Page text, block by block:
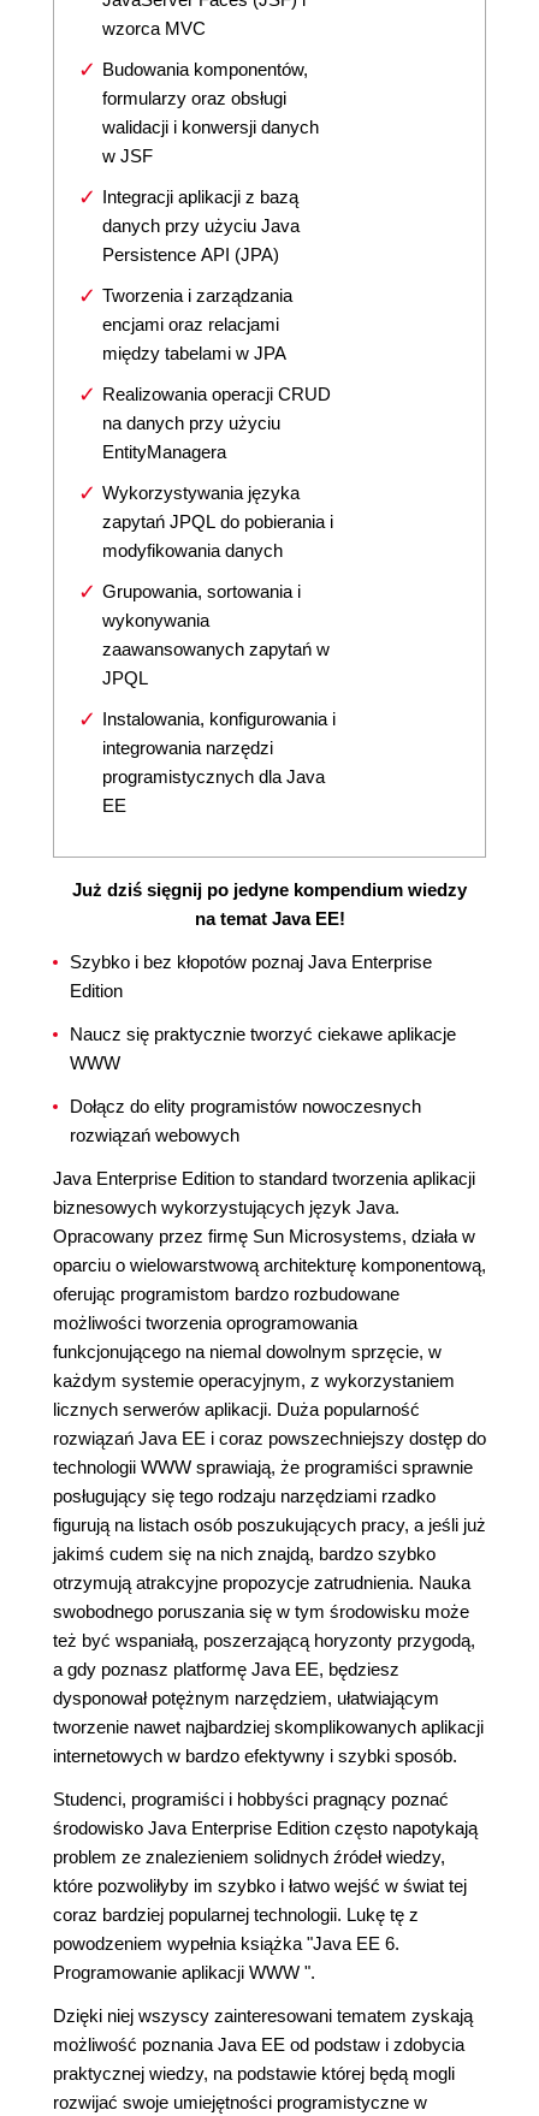
wzorca MVC
Budowania komponentów,
formularzy oraz obsługi
walidacji i konwersji danych
w JSF
Integracji aplikacji z bazą
danych przy użyciu Java
Persistence API (JPA)
Tworzenia i zarządzania
encjami oraz relacjami
między tabelami w JPA
Realizowania operacji CRUD
na danych przy użyciu
EntityManagera
Wykorzystywania języka
zapytań JPQL do pobierania i
modyfikowania danych
Grupowania, sortowania i
wykonywania
zaawansowanych zapytań w
JPQL
Instalowania, konfigurowania i
integrowania narzędzi
programistycznych dla Java
EE
Już dziś sięgnij po jedyne kompendium wiedzy
na temat Java EE!
Szybko i bez kłopotów poznaj Java Enterprise
Edition
Naucz się praktycznie tworzyć ciekawe aplikacje
WWW
Dołącz do elity programistów nowoczesnych
rozwiązań webowych
Java Enterprise Edition to standard tworzenia aplikacji
biznesowych wykorzystujących język Java.
Opracowany przez firmę Sun Microsystems, działa w
oparciu o wielowarstwową architekturę komponentową,
oferując programistom bardzo rozbudowane
możliwości tworzenia oprogramowania
funkcjonującego na niemal dowolnym sprzęcie, w
każdym systemie operacyjnym, z wykorzystaniem
licznych serwerów aplikacji. Duża popularność
rozwiązań Java EE i coraz powszechniejszy dostęp do
technologii WWW sprawiają, że programiści sprawnie
posługujący się tego rodzaju narzędziami rzadko
figurują na listach osób poszukujących pracy, a jeśli już
jakimś cudem się na nich znajdą, bardzo szybko
otrzymują atrakcyjne propozycje zatrudnienia. Nauka
swobodnego poruszania się w tym środowisku może
też być wspaniałą, poszerzającą horyzonty przygodą,
a gdy poznasz platformę Java EE, będziesz
dysponował potężnym narzędziem, ułatwiającym
tworzenie nawet najbardziej skomplikowanych aplikacji
internetowych w bardzo efektywny i szybki sposób.
Studenci, programiści i hobbyści pragnący poznać
środowisko Java Enterprise Edition często napotykają
problem ze znalezieniem solidnych źródeł wiedzy,
które pozwoliłyby im szybko i łatwo wejść w świat tej
coraz bardziej popularnej technologii. Lukę tę z
powodzeniem wypełnia książka "Java EE 6.
Programowanie aplikacji WWW ".
Dzięki niej wszyscy zainteresowani tematem zyskają
możliwość poznania Java EE od podstaw i zdobycia
praktycznej wiedzy, na podstawie której będą mogli
rozwijać swoje umiejętności programistyczne w